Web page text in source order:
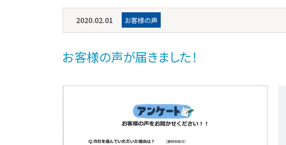
2020.02.01 お客様の声
お客様の声が届きました！